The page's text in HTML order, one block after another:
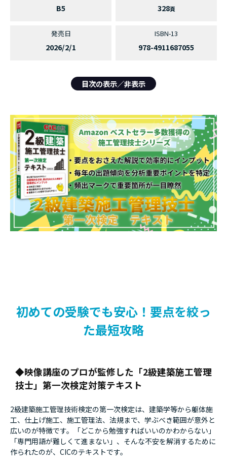
B5 328
2026/2/1 978-4911687055
目次の表示／非表示
目次
第1編 建築学等
第1章 環境工学
第1節 日射・日照・日影
第2節 採光・照明
第3節 湿度・結露
第4節 通風・換気
第5節 音
第6節 色彩
第3章 構造力学
第1節 荷重・外力
第4章 建築材料
第1節 金属材料
第3節 木材
第4節 防水材料
第5節 セラミックタイル
第6節 建具
第7節 内装材料
初めての受験でも安心！要点を絞っ
た最短攻略
映像講座のプロが監修した「2級建築施工管理
技士」第一次検定対策テキスト
2級建築施工管理技術検定の第一次検定は、建築学等から躯体施
工、仕上げ施工、施工管理法、法規まで、学ぶべき範囲が意外と
広いのが特徴です。「どこから勉強すればいいのかわからない」
「専門用語が難しくて進まない」、そんな不安を解消するために
作られたのが、CICのテキストです。